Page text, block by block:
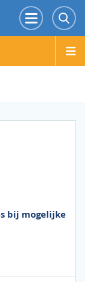
Menu
bij mogelijke